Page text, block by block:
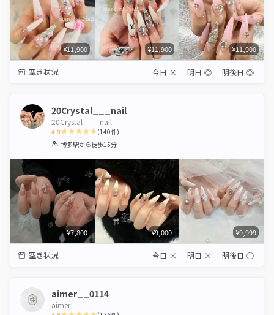
¥11,900 ¥11,900 ¥11,900
空き状況 今日 × 明日 ◎ 明後日 ◎
20Crystal___nail
20Crystal____nail
4.9
1 2 3 4 5
(140件)
博多駅から徒歩15分
¥7,800 ¥9,000 ¥9,999
空き状況 今日 × 明日 × 明後日 ◯
aimer__0114
aimer